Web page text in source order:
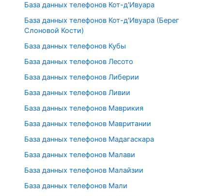
База данных телефонов Кот-д'Ивуара
База данных телефонов Кот-д'Ивуара (Берег
Слоновой Кости)
База данных телефонов Кубы
База данных телефонов Лесото
База данных телефонов Либерии
База данных телефонов Ливии
База данных телефонов Маврикия
База данных телефонов Мавритании
База данных телефонов Мадагаскара
База данных телефонов Малави
База данных телефонов Малайзии
База данных телефонов Мали